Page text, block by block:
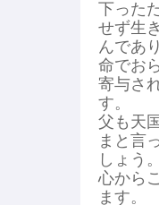
下った
せず生
んであ
命でお
寄与さ
す。
父も天
まと言
しょう。
心から
ます。